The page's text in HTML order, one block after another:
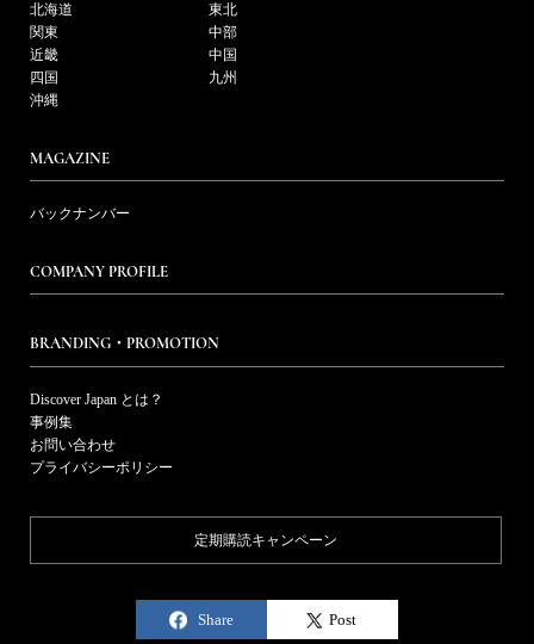
北海道
東北
関東
中部
近畿
中国
四国
九州
沖縄
MAGAZINE
バックナンバー
COMPANY PROFILE
BRANDING・PROMOTION
Discover Japan とは？
事例集
お問い合わせ
プライバシーポリシー
定期購読キャンペーン
Share Post